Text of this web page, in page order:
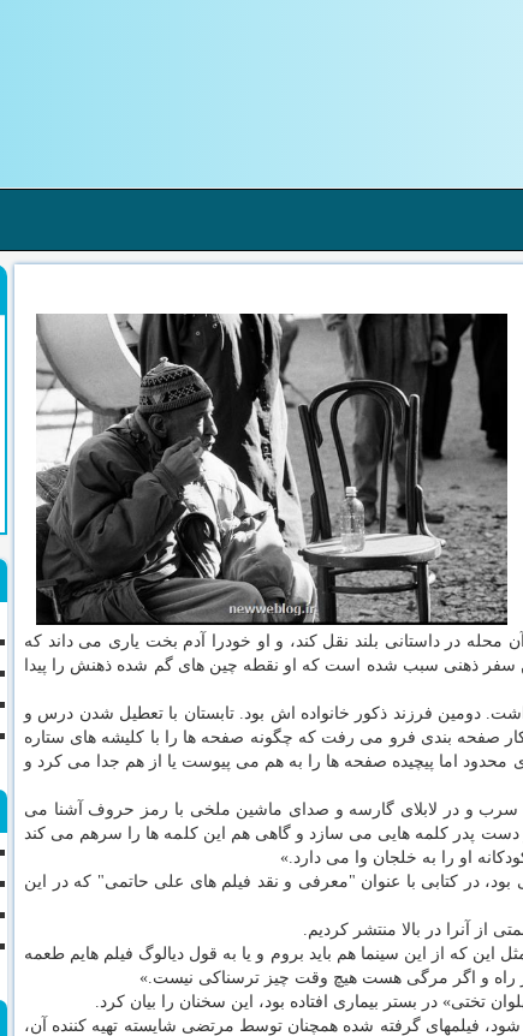
در داستانی بلند نقل کند، و او خودرا آدم بخت یاری می داند که
سفر ذهنی سبب شده است که او نقطه چین های گم شده ذهنش را پیدا
دومین فرزند ذکور خانواده اش بود. تابستان با تعطیل شدن درس و
بندی فرو می رفت که چگونه صفحه ها را با کلیشه های ستاره
اما پیچیده صفحه ها را به هم می پیوست یا از هم جدا می کرد و
سرب و در لابلای گارسه و صدای ماشین ملخی با رمز حروف آشنا می
دست پدر کلمه هایی می سازد و گاهی هم این کلمه ها را سرهم می کند
او را به خلجان وا می دارد.»
در کتابی با عنوان "معرفی و نقد فیلم های علی حاتمی" که در این
از آنرا در بالا منتشر کردیم.
که از این سینما هم باید بروم و یا به قول دیالوگ فیلم هایم طعمه
راه و اگر مرگی هست هیچ وقت چیز ترسناکی نیست.»
تختی» در بستر بیماری افتاده بود، این سخنان را بیان کرد.
می شود، فیلمهای گرفته شده همچنان توسط مرتضی شایسته تهیه کننده آن،